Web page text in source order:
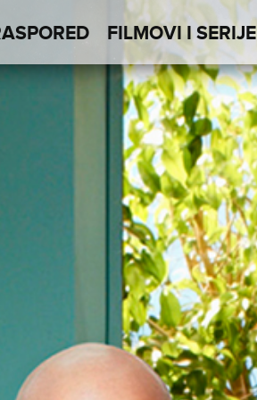
FILMOVI I SERIJE